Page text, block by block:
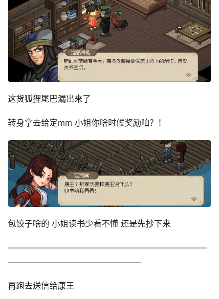
这货狐狸尾巴漏出来了
转身拿去给定mm 小姐你啥时候奖励咱？！
包饺子啥的 小姐读书少看不懂 还是先抄下来
————————————————————————
————————————————
再跑去送信给康王